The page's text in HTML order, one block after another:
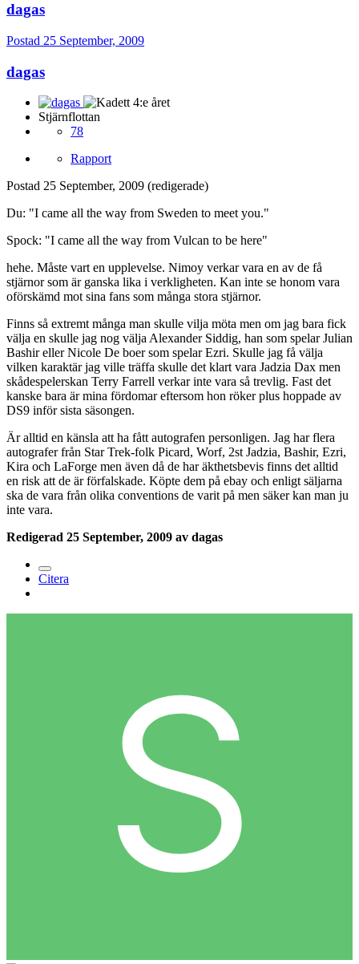
dagas
Postad 25 September, 2009
dagas
Stjärnflottan
78
Rapport
Postad 25 September, 2009 (redigerade)
Du: "I came all the way from Sweden to meet you."
Spock: "I came all the way from Vulcan to be here"
hehe. Måste vart en upplevelse. Nimoy verkar vara en av de få
stjärnor som är ganska lika i verkligheten. Kan inte se honom vara
oförskämd mot sina fans som många stora stjärnor.
Finns så extremt många man skulle vilja möta men om jag bara fick
välja en skulle jag nog välja Alexander Siddig, han som spelar Julian
Bashir eller Nicole De boer som spelar Ezri. Skulle jag få välja
vilken karaktär jag ville träffa skulle det klart vara Jadzia Dax men
skådespelerskan Terry Farrell verkar inte vara så trevlig. Fast det
kanske bara är mina fördomar eftersom hon röker plus hoppade av
DS9 inför sista säsongen.
Är alltid en känsla att ha fått autografen personligen. Jag har flera
autografer från Star Trek-folk Picard, Worf, 2st Jadzia, Bashir, Ezri,
Kira och LaForge men även då de har äkthetsbevis finns det alltid
en risk att de är förfalskade. Köpte dem på ebay och enligt säljarna
ska de vara från olika conventions de varit på men säker kan man ju
inte vara.
Redigerad 25 September, 2009 av dagas
Citera